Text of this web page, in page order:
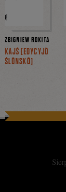
ZBIGNIEW ROKITA
KAJŚ [EDYCYJŎ
ŚLŌNSKŎ]